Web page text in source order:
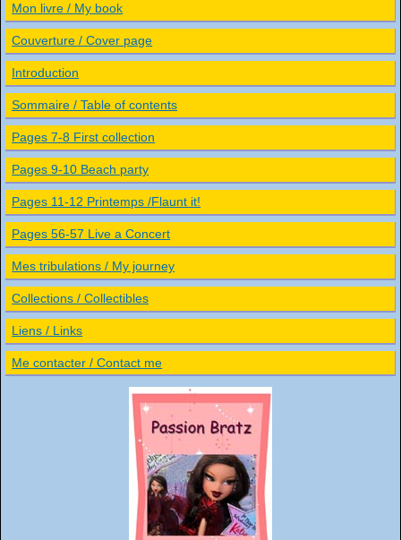
Mon livre / My book
Couverture / Cover page
Introduction
Sommaire / Table of contents
Pages 7-8 First collection
Pages 9-10 Beach party
Pages 11-12 Printemps /Flaunt it!
Pages 56-57 Live a Concert
Mes tribulations / My journey
Collections / Collectibles
Liens / Links
Me contacter / Contact me